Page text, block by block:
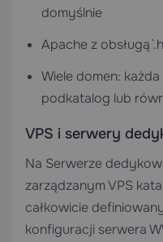
domyślnie
Apache z obsługą
Wiele domen:
podkatalog lub
VPS i serwery
Na Serwerze
zarządzanym VPS
całkowicie
konfiguracji serwera